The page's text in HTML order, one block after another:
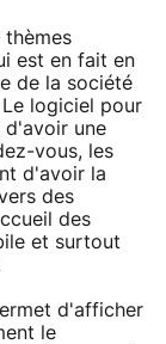
thèmes
est en fait en
de la société
logiciel pour
une
vous, les
d'avoir la
des
des
et surtout
d'afficher
le